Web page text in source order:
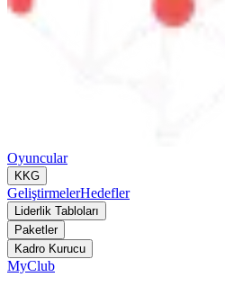
Oyuncular
KKG
GeliştirmelerHedefler
Liderlik Tabloları
Paketler
Kadro Kurucu
MyClub